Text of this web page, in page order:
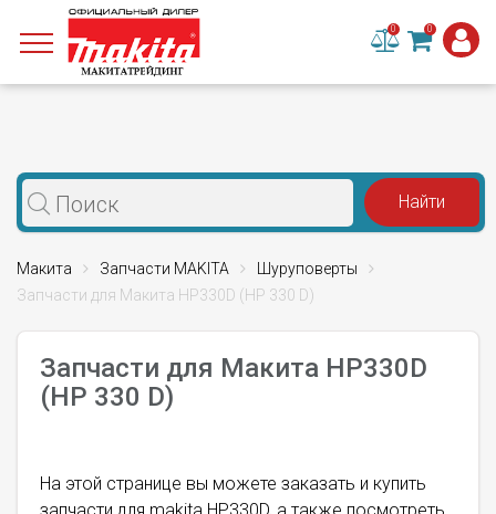
0 0
Макита Запчасти MAKITA
Шуруповерты
Запчасти для Макита HP330D (HP 330 D)
Запчасти для Макита HP330D
(HP 330 D)
На этой странице вы можете заказать и купить